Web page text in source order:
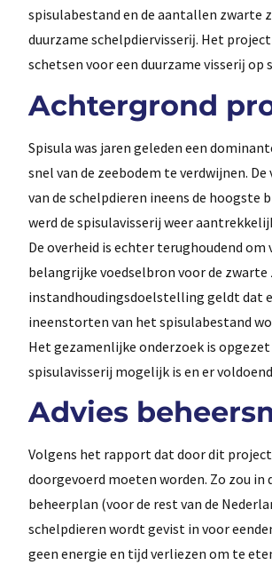
spisulabestand en de aantallen zwarte
duurzame schelpdiervisserĳ. Het
schetsen voor een duurzame visserĳ
Achtergrond
Spisula was jaren geleden een
snel van de zeebodem te verdwijnen.
van de schelpdieren ineens de hoogste
werd de spisulavisserij weer
De overheid is echter terughoudend
belangrijke voedselbron voor de zwarte
instandhoudingsdoelstelling geldt dat
ineenstorten van het spisulabestand
Het gezamenlijke onderzoek is
spisulavisserij mogelijk is en er
Advies
Volgens het rapport dat door dit
doorgevoerd moeten worden. Zo zou in
beheerplan (voor de rest van de
schelpdieren wordt gevist in voor
geen energie en tĳd verliezen om te